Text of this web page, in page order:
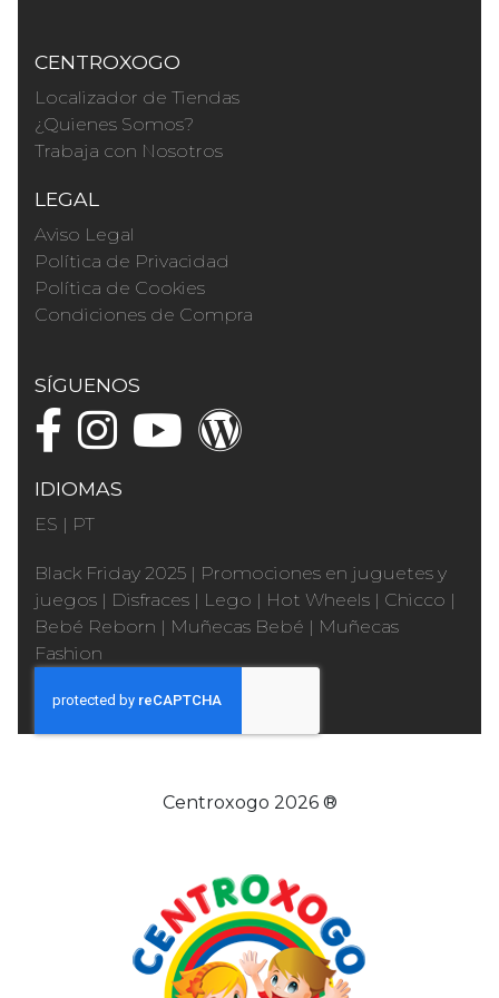
CENTROXOGO
Localizador de Tiendas
¿Quienes Somos?
Trabaja con Nosotros
LEGAL
Aviso Legal
Política de Privacidad
Política de Cookies
Condiciones de Compra
SÍGUENOS
IDIOMAS
ES | PT
Black Friday 2025 | Promociones en juguetes y
juegos | Disfraces | Lego | Hot Wheels | Chicco |
Bebé Reborn | Muñecas Bebé | Muñecas
Fashion
Centroxogo 2026 ®